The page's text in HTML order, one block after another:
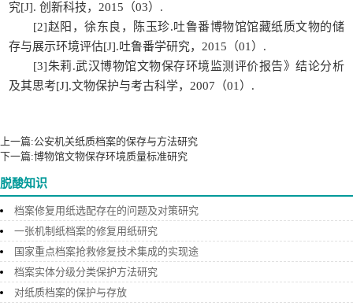
究[J]. 创新科技，2015（03）.
[2]赵阳，徐东良，陈玉珍.吐鲁番博物馆馆藏纸质文物的储
存与展示环境评估[J].吐鲁番学研究，2015（01）.
[3]朱莉.武汉博物馆文物保存环境监测评价报告》结论分析
及其思考[J].文物保护与考古科学，2007（01）.
上一篇:公安机关纸质档案的保存与方法研究
下一篇:博物馆文物保存环境质量标准研究
脱酸知识
档案修复用纸选配存在的问题及对策研究
一张机制纸档案的修复用纸研究
国家重点档案抢救修复技术集成的实现途
档案实体分级分类保护方法研究
对纸质档案的保护与存放